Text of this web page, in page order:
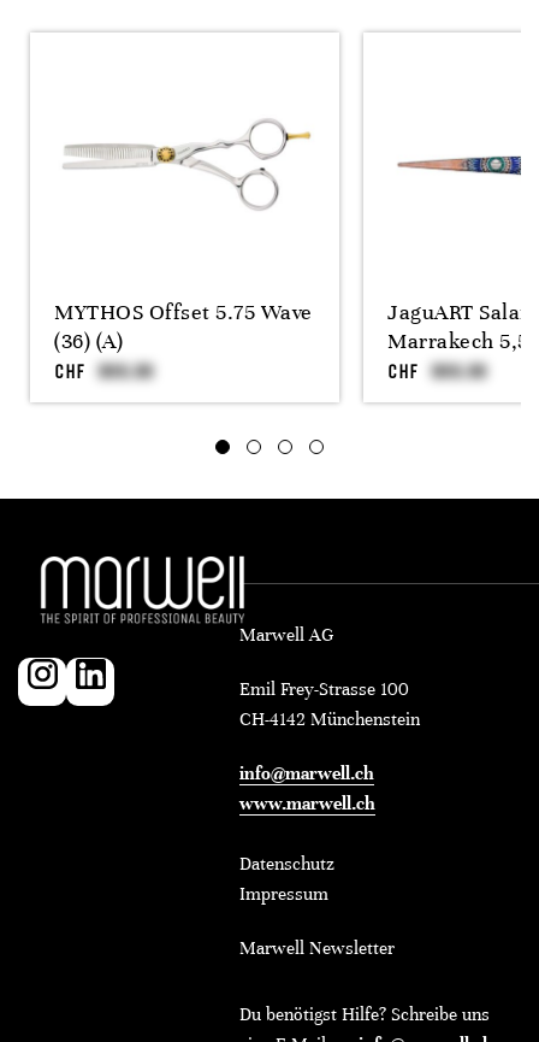
MYTHOS Offset 5.75 Wave
(36) (A)
CHF
JaguART Salam
Marrakech 5,5
CHF
Marwell AG
Emil Frey-Strasse 100
CH-4142 Münchenstein
info@marwell.ch
www.marwell.ch
Datenschutz
Impressum
Marwell Newsletter
Du benötigst Hilfe? Schreibe uns